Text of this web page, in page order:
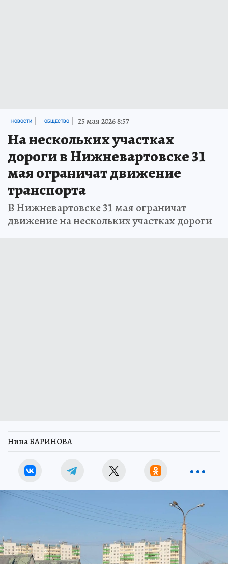
НОВОСТИ ОБЩЕСТВО 25 мая 2026 8:57
На нескольких участках
дороги в Нижневартовске 31
мая ограничат движение
транспорта
В Нижневартовске 31 мая ограничат
движение на нескольких участках дороги
Нина БАРИНОВА